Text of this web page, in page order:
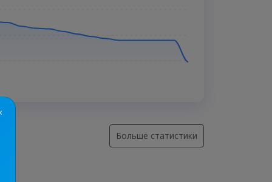
Больше статистики